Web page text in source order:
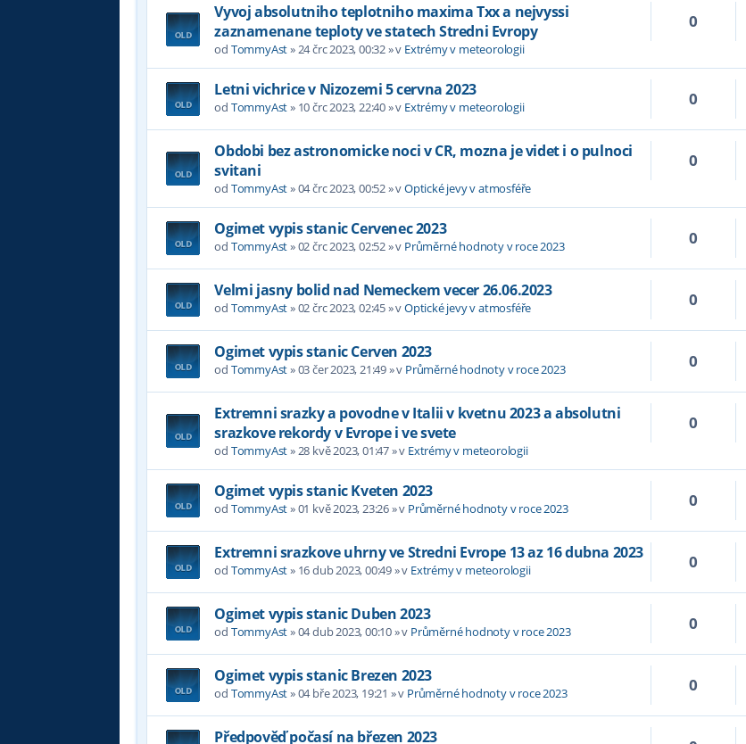
Vyvoj absolutniho teplotniho maxima Txx a nejvyssi
zaznamenane teploty ve statech Stredni Evropy
od TommyAst»24 črc 2023, 00:32» v Extrémy v meteorologii
0
Letni vichrice v Nizozemi 5 cervna 2023
od TommyAst» 10 črc 2023, 22:40» v Extrémy v meteorologii 0
Obdobi bez astronomicke noci v CR, mozna je videt i o pulnoci
svitani
od TommyAst»04 črc 2023, 00:52» vOptické jevy v atmosféře
0
Ogimet vypis stanic Cervenec 2023
od TommyAst»02 črc 2023, 02:52» v Průměrné hodnoty v roce 2023 0
Velmi jasny bolid nad Nemeckem vecer 26.06.2023
od TommyAst»02 črc 2023, 02:45» vOptické jevy v atmosféře 0
Ogimet vypis stanic Cerven 2023
od TommyAst»03 čer 2023, 21:49» v Průměrné hodnoty v roce 2023 0
Extremni srazky a povodne v Italii v kvetnu 2023 a absolutni
srazkove rekordy v Evrope i ve svete
od TommyAst»28 kvě 2023, 01:47» v Extrémy v meteorologii
0
Ogimet vypis stanic Kveten 2023
od TommyAst»01 kvě 2023, 23:26» v Průměrné hodnoty v roce 2023 0
Extremni srazkove uhrny ve Stredni Evrope 13 az 16 dubna 2023
od TommyAst» 16 dub 2023, 00:49» v Extrémy v meteorologii 0
Ogimet vypis stanic Duben 2023
od TommyAst»04 dub 2023, 00:10» v Průměrné hodnoty v roce 2023 0
Ogimet vypis stanic Brezen 2023
od TommyAst»04 bře 2023, 19:21 » v Průměrné hodnoty v roce 2023 0
Předpověď počasí na březen 2023